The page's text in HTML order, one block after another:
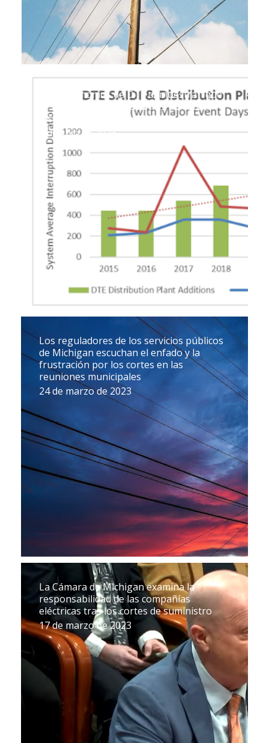
Los testimonios de DTE demuestran que
la subida histórica de tarifas no está
justificada
5 de julio de 2023
Los reguladores de los servicios públicos
de Michigan escuchan el enfado y la
frustración por los cortes en las
reuniones municipales
24 de marzo de 2023
La Cámara de Michigan examina la
responsabilidad de las compañías
eléctricas tras los cortes de suministro
17 de marzo de 2023